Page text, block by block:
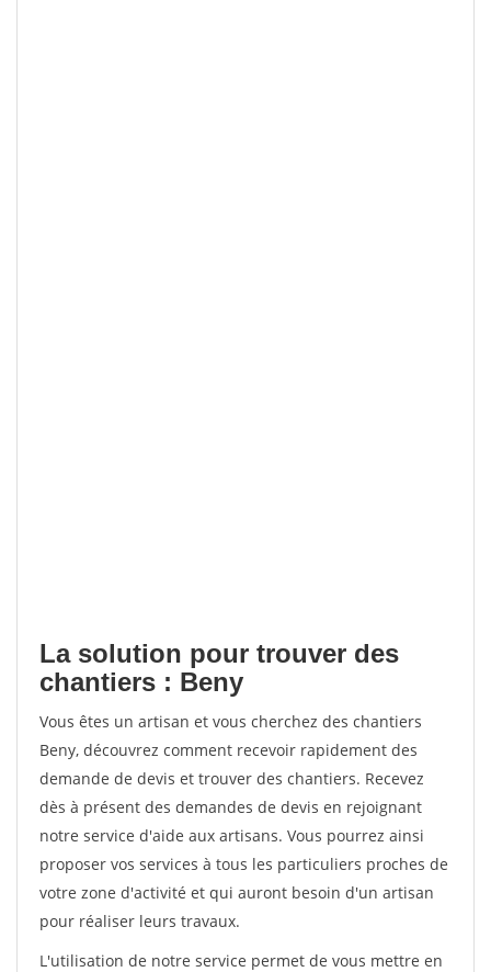
La solution pour trouver des
chantiers : Beny
Vous êtes un artisan et vous cherchez des chantiers
Beny, découvrez comment recevoir rapidement des
demande de devis et trouver des chantiers. Recevez
dès à présent des demandes de devis en rejoignant
notre service d'aide aux artisans. Vous pourrez ainsi
proposer vos services à tous les particuliers proches de
votre zone d'activité et qui auront besoin d'un artisan
pour réaliser leurs travaux.
L'utilisation de notre service permet de vous mettre en